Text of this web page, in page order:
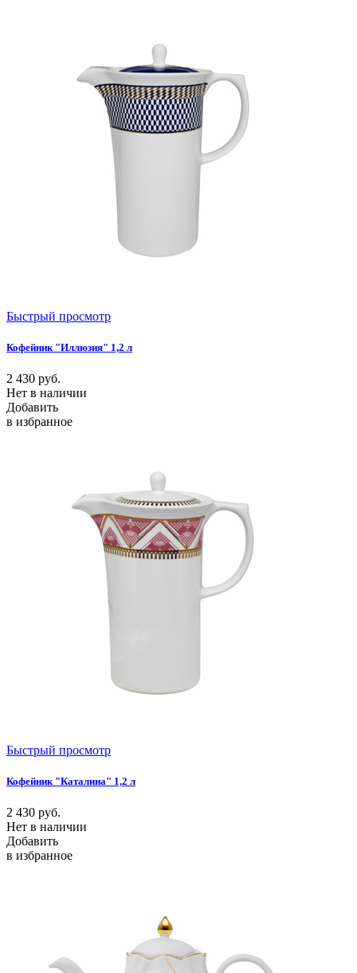
Быстрый просмотр
Кофейник "Иллюзия" 1,2 л
2 430 руб.
Нет в наличии
Добавить
в избранное
Быстрый просмотр
Кофейник "Каталина" 1,2 л
2 430 руб.
Нет в наличии
Добавить
в избранное